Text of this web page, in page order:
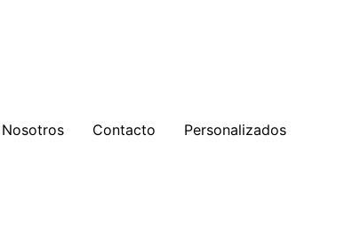
Nosotros Contacto Personalizados
cantidad